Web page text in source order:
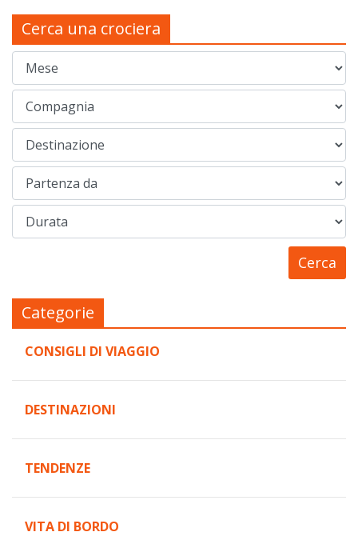
Cerca una crociera
Categorie
CONSIGLI DI VIAGGIO
DESTINAZIONI
TENDENZE
VITA DI BORDO